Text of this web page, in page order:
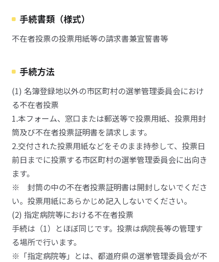
手続書類（様式）
不在者投票の投票用紙等の請求書兼宣誓書等
手続方法
(1) 名簿登録地以外の市区町村の選挙管理委員会におけ
る不在者投票
1.本フォーム、窓口または郵送等で投票用紙、投票用封
筒及び不在者投票証明書を請求します。
2.交付された投票用紙などをそのまま持参して、投票日
前日までに投票する市区町村の選挙管理委員会に出向き
ます。
※ 封筒の中の不在者投票証明書は開封しないでくださ
い。投票用紙にあらかじめ記入しないでください。
(2) 指定病院等における不在者投票
手続は（1）とほぼ同じです。投票は病院長等の管理す
る場所で行います。
※「指定病院等」とは、都道府県の選挙管理委員会が不